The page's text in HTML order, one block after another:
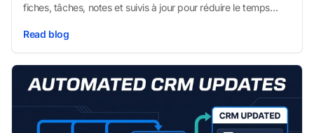
fiches, tâches, notes et suivis à jour pour réduire le temps
Read blog